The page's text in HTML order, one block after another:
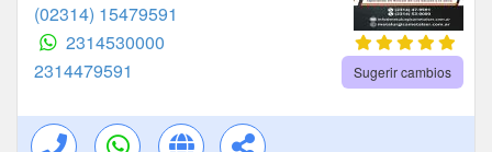
(02314) 15479591
2314530000
2314479591
Sugerir cambios